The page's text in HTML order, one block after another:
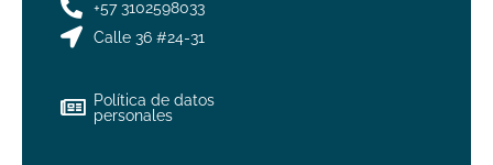
+57 3102598033
Calle 36 #24-31
Política de datos
personales